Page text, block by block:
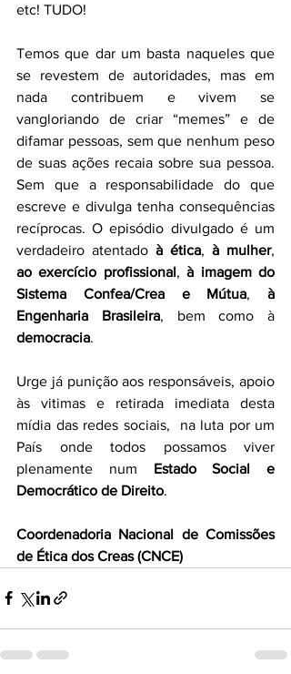
etc! TUDO!
Temos que dar um basta naqueles que
se revestem de autoridades, mas em
nada contribuem e vivem se
vangloriando de criar “memes” e de
difamar pessoas, sem que nenhum peso
de suas ações recaia sobre sua pessoa.
Sem que a responsabilidade do que
escreve e divulga tenha consequências
recíprocas. O episódio divulgado é um
verdadeiro atentado à ética, à mulher
ao exercício profissional, à imagem do
Sistema Confea/Crea e Mútua, à
Engenharia Brasileira
democracia.
Urge já punição aos responsáveis, apoio
às vitimas e retirada imediata desta
mídia das redes sociais,  na luta por um
País onde todos possamos viver
plenamente num Estado Social e
Democrático de Direito.
Coordenadoria Nacional de Comissões
de Ética dos Creas (CNCE)